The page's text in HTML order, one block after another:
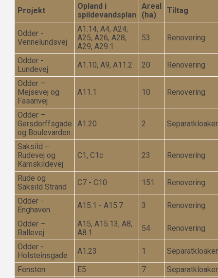
Projekt
Opland i
spildevandsplan
Areal
(ha)
Tiltag
Odder -
Vennelundsvej
A1.14, A4, A24,
A25, A26, A28,
A29, A29.1
53 Renovering
Odder -
Lundevej
A1.10, A9, A11.2 20
Renovering
Odder –
Mejsevej og
Fasanvej
A11.1 10 Renovering
Odder –
Gersdorffsgade
og Boulevarden
A1.20 2
Saksild –
Rudevej og
Kamskildevej
C1, C1c 23 Renovering
Rude og
Saksild Strand
C7 - C10 151
Renovering
Odder -
Enghaven
A15.1 - A15.7 3
Renovering
Odder –
Ballevej
A15, A15.13, A8,
A8.1
54
Renovering
Odder -
Holsteinsgade
A1.23 1
Fensten
E5 7